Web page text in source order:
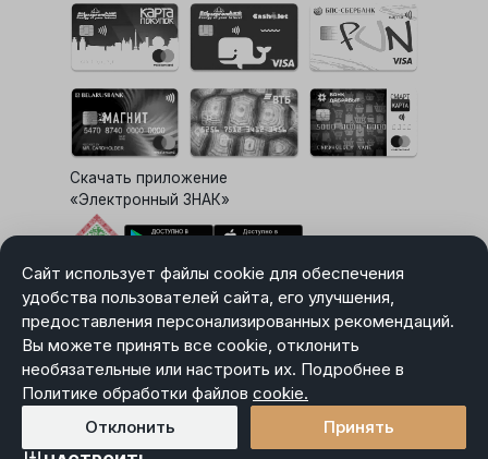
Сайт использует файлы cookie для обеспечения
удобства пользователей сайта, его улучшения,
предоставления персонализированных рекомендаций.
Вы можете принять все cookie, отклонить
необязательные или настроить их. Подробнее в
Политике обработки файлов cookie.
Отклонить Принять
Скачать приложение
«Электронный ЗНАК»
Выбор настроек Cookie
Карта сайта
Политика в отношении обработки персональных данных
Пользовательское соглашение